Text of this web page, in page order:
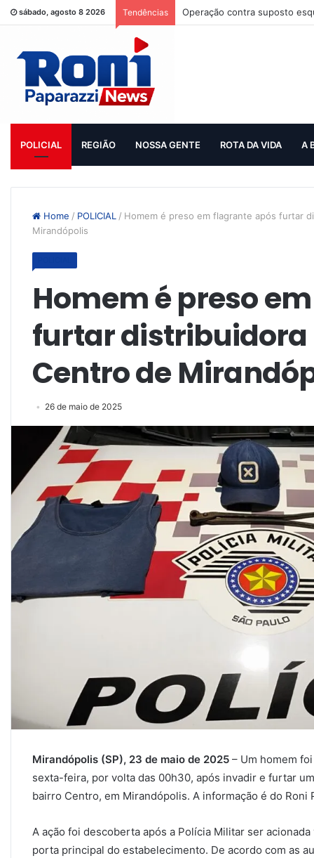
sábado, agosto 8 2026 Tendências Operação contra suposto
POLICIAL REGIÃO NOSSA GENTE ROTA DA VIDA A
Home / POLICIAL / Homem é preso em flagrante após furtar
Mirandópolis
Homem é preso
furtar distribuidora
Centro de
26 de maio de 2025
Mirandópolis (SP), 23 de maio de 2025 – Um homem
sexta-feira, por volta das 00h30, após invadir e furtar
bairro Centro, em Mirandópolis. A informação é do Roni
A ação foi descoberta após a Polícia Militar ser
porta principal do estabelecimento. De acordo com as